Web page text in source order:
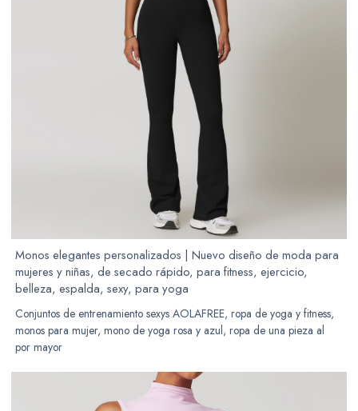
Monos elegantes personalizados | Nuevo diseño de moda para
mujeres y niñas, de secado rápido, para fitness, ejercicio,
belleza, espalda, sexy, para yoga
Conjuntos de entrenamiento sexys AOLAFREE, ropa de yoga y fitness,
monos para mujer, mono de yoga rosa y azul, ropa de una pieza al
por mayor